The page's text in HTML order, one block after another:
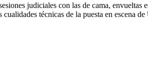
judiciales con las de cama,
técnicas de la puesta en escena